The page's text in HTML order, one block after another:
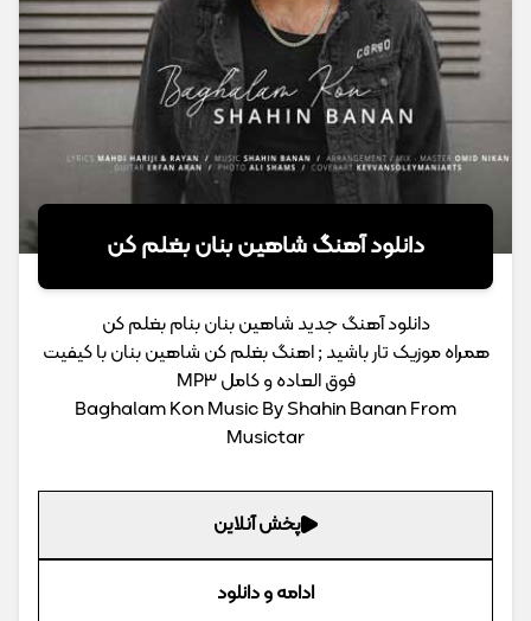
دانلود آهنگ شاهین بنان بغلم کن
دانلود آهنگ جدید شاهین بنان بنام بغلم کن
همراه موزیک تار باشید ; اهنگ بغلم کن شاهین بنان با کیفیت
فوق العاده و کامل MP3
Baghalam Kon Music By Shahin Banan From
Musictar
پخش آنلاین
ادامه و دانلود